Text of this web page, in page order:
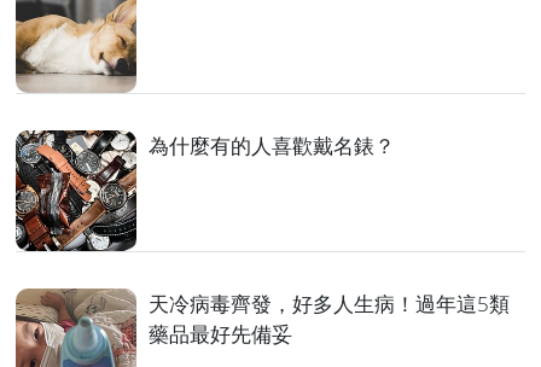
為什麼有的人喜歡戴名錶？
天冷病毒齊發，好多人生病！過年這5類
藥品最好先備妥